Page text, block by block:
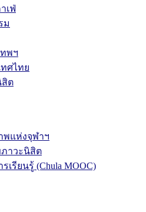
เฟ่
ม
พฯ
ศไทย
สิต
พแห่งจุฬาฯ
าวะนิสิต
รียนรู้ (Chula MOOC)